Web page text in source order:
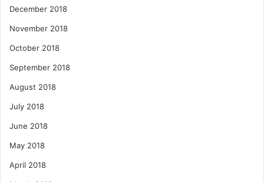
December 2018
November 2018
October 2018
September 2018
August 2018
July 2018
June 2018
May 2018
April 2018